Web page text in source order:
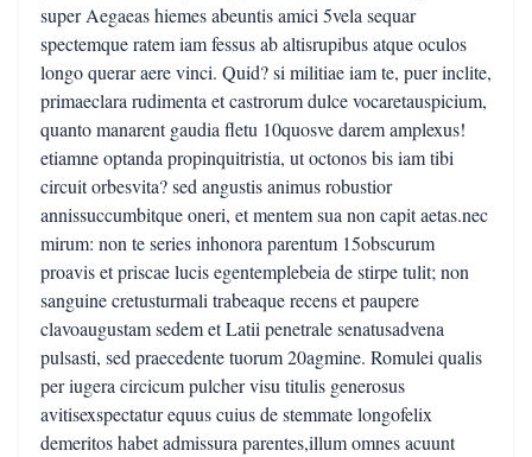
super Aegaeas hiemes abeuntis amici 5vela sequar
spectemque ratem iam fessus ab altisrupibus atque oculos
longo querar aere vinci. Quid? si militiae iam te, puer inclite,
primaeclara rudimenta et castrorum dulce vocaretauspicium,
quanto manarent gaudia fletu 10quosve darem amplexus!
etiamne optanda propinquitristia, ut octonos bis iam tibi
circuit orbesvita? sed angustis animus robustior
annissuccumbitque oneri, et mentem sua non capit aetas.nec
mirum: non te series inhonora parentum 15obscurum
proavis et priscae lucis egentemplebeia de stirpe tulit; non
sanguine cretusturmali trabeaque recens et paupere
clavoaugustam sedem et Latii penetrale senatusadvena
pulsasti, sed praecedente tuorum 20agmine. Romulei qualis
per iugera circicum pulcher visu titulis generosus
avitisexspectatur equus cuius de stemmate longofelix
demeritos habet admissura parentes,illum omnes acuunt